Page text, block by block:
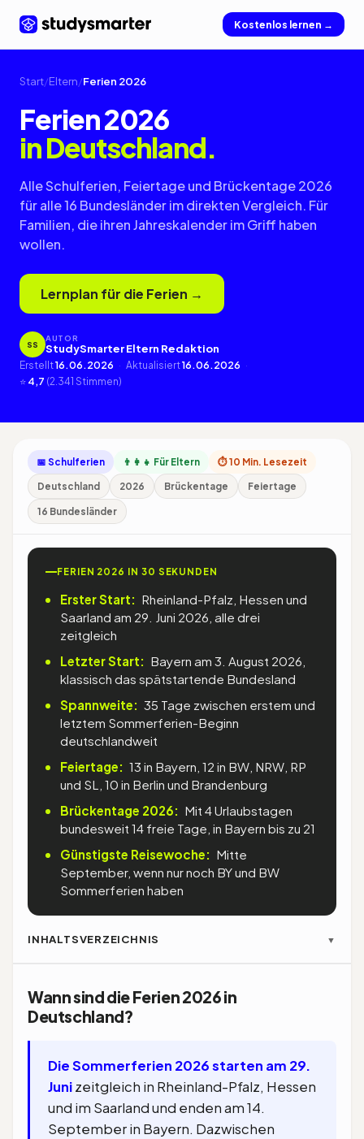
Kostenlos lernen →
Start/Eltern/Ferien 2026
Ferien 2026
in Deutschland.
Alle Schulferien, Feiertage und Brückentage 2026
für alle 16 Bundesländer im direkten Vergleich. Für
Familien, die ihren Jahreskalender im Griff haben
wollen.
Lernplan für die Ferien →
SS
AUTOR
StudySmarter Eltern Redaktion
Erstellt16.06.2026 · Aktualisiert16.06.2026 ·
⭐ 4,7 (2.341 Stimmen)
📅 Schulferien 👨‍👩‍👧 Für Eltern
⏱ 10 Min. Lesezeit
Deutschland
2026 Brückentage Feiertage
16 Bundesländer
FERIEN 2026 IN 30 SEKUNDEN
Erster Start: Rheinland-Pfalz, Hessen und
Saarland am 29. Juni 2026, alle drei
zeitgleich
Letzter Start: Bayern am 3. August 2026,
klassisch das spätstartende Bundesland
Spannweite: 35 Tage zwischen erstem und
letztem Sommerferien-Beginn
deutschlandweit
Feiertage: 13 in Bayern, 12 in BW, NRW, RP
und SL, 10 in Berlin und Brandenburg
Brückentage 2026: Mit 4 Urlaubstagen
bundesweit 14 freie Tage, in Bayern bis zu 21
Günstigste Reisewoche: Mitte
September, wenn nur noch BY und BW
Sommerferien haben
INHALTSVERZEICHNIS ▼
Wann sind die Ferien 2026 in
Deutschland?
Die Sommerferien 2026 starten am 29.
Junizeitgleich in Rheinland-Pfalz, Hessen
und im Saarland und enden am 14.
September in Bayern. Dazwischen